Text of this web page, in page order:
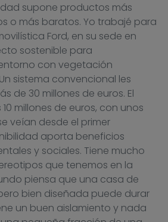
supone productos más
o más baratos. Yo trabajé para
Ford, en su sede en
sostenible para
con vegetación
sistema convencional les
de 30 millones de euros. El
millones de euros, con unos
veían desde el primer
aporta beneficios
y sociales. Tiene mucho
que tenemos en la
piensa que una casa de
bien diseñada puede durar
un buen aislamiento y nada